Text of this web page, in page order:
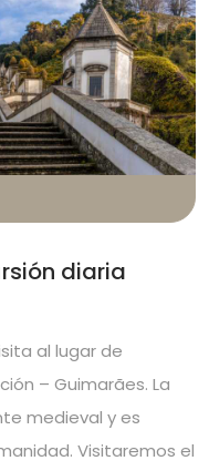
diaria
al lugar de
– Guimarães. La
medieval y es
Visitaremos el